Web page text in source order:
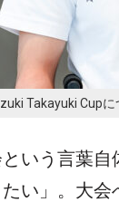
Takayuki Cup
という言葉
い」。大会